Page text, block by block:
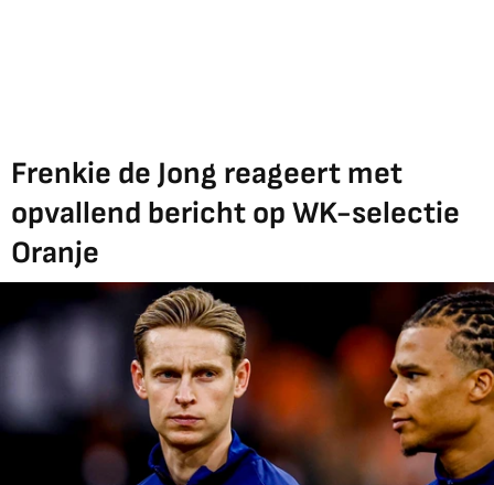
Frenkie de Jong reageert met
opvallend bericht op WK-selectie
Oranje